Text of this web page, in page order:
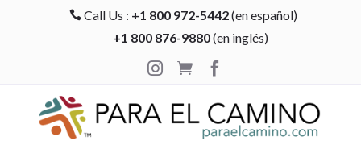
 Call Us : +1 800 972-5442(en español)
+1 800 876-9880(en inglés)

 